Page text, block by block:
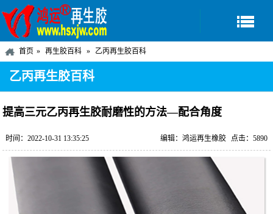
首页 再生胶百科 乙丙再生胶百科
乙丙再生胶百科
提高三元乙丙再生胶耐磨性的方法—配合角度
时间：2022-10-31 13:35:25 点击：5890
编辑：鸿运再生橡胶